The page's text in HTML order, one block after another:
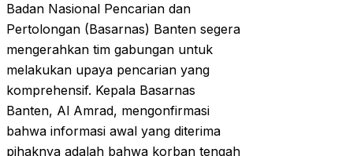
Badan Nasional Pencarian dan
Pertolongan (Basarnas) Banten segera
mengerahkan tim gabungan untuk
melakukan upaya pencarian yang
komprehensif. Kepala Basarnas
Banten, Al Amrad, mengonfirmasi
bahwa informasi awal yang diterima
pihaknya adalah bahwa korban tengah